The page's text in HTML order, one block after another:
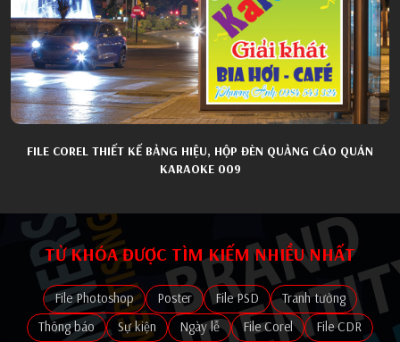
FILE COREL THIẾT KẾ BẢNG HIỆU, HỘP ĐÈN QUẢNG CÁO QUÁN
KARAOKE 009
TỪ KHÓA ĐƯỢC TÌM KIẾM NHIỀU NHẤT
File Photoshop Poster File PSD
Tranh tường
Thông báo
Sự kiện Ngày lễ File Corel File CDR